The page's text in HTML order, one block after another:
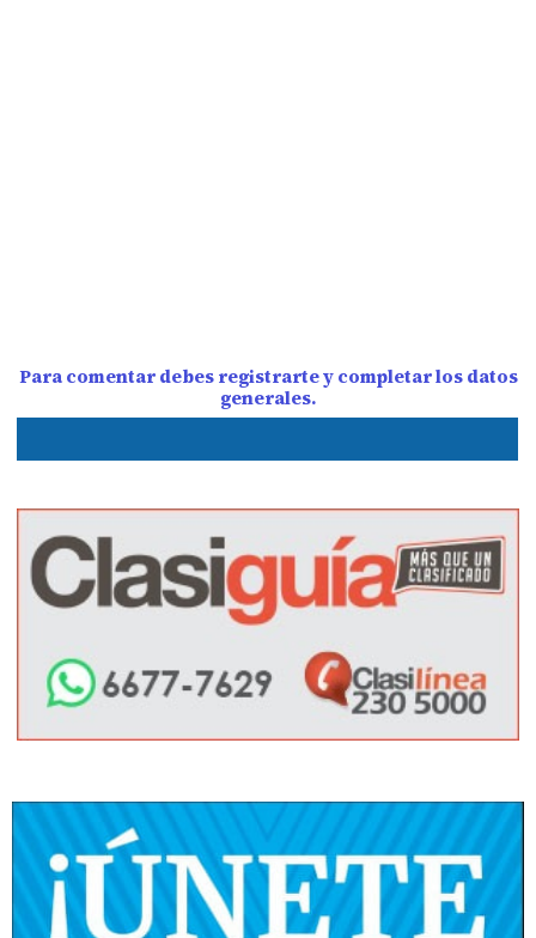
Para comentar debes registrarte y completar los datos
generales.